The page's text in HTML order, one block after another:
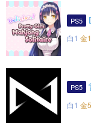
PS5
白1 金
PS5
白1 金5